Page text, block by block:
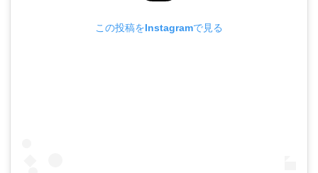
この投稿をInstagramで見る